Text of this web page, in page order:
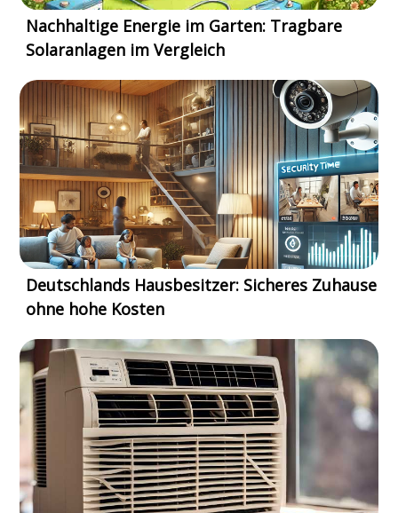
Nachhaltige Energie im Garten: Tragbare
Solaranlagen im Vergleich
Deutschlands Hausbesitzer: Sicheres Zuhause
ohne hohe Kosten